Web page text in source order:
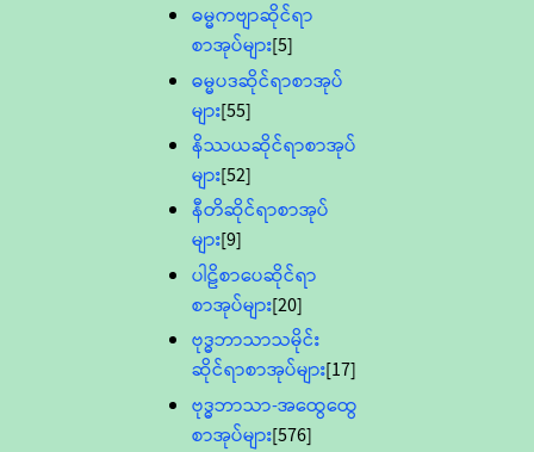
ဓမ္မကဗျာဆိုင်ရာ
စာအုပ်များ[5]
ဓမ္မပဒဆိုင်ရာစာအုပ်
များ[55]
နိဿယဆိုင်ရာစာအုပ်
များ[52]
နီတိဆိုင်ရာစာအုပ်
များ[9]
ပါဠိစာပေဆိုင်ရာ
စာအုပ်များ[20]
ဗုဒ္ဓဘာသာသမိုင်း
ဆိုင်ရာစာအုပ်များ[17]
ဗုဒ္ဓဘာသာ-အထွေထွေ
စာအုပ်များ[576]